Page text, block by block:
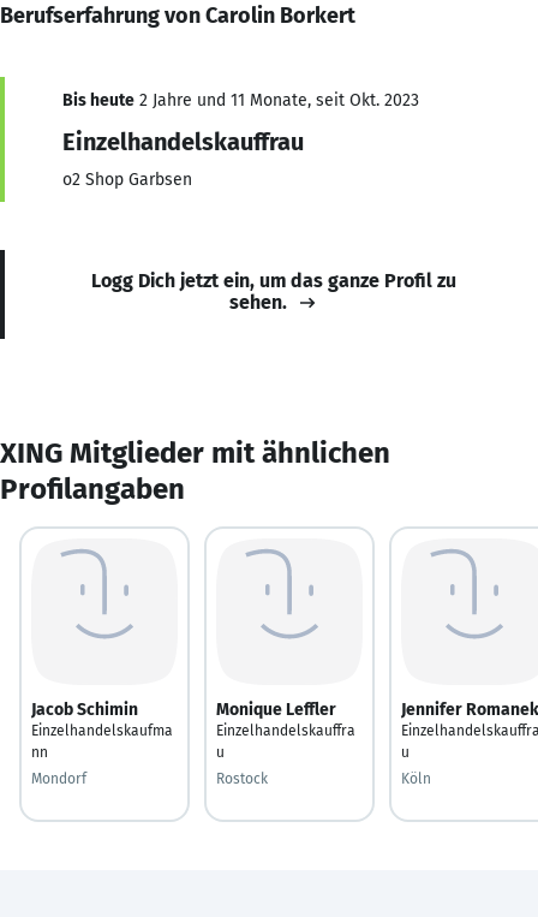
Berufserfahrung von Carolin Borkert
Bis heute 2 Jahre und 11 Monate, seit Okt. 2023
Einzelhandelskauffrau
o2 Shop Garbsen
Logg Dich jetzt ein, um das ganze Profil zu
sehen.
XING Mitglieder mit ähnlichen
Profilangaben
Jacob Schimin
Einzelhandelskaufma
nn
Mondorf
Monique Leffler
Einzelhandelskauffra
u
Rostock
Jennifer Romanek
u
Köln